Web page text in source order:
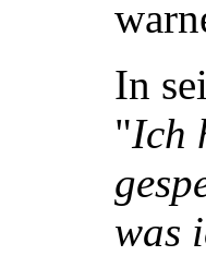
In
"Ich
was